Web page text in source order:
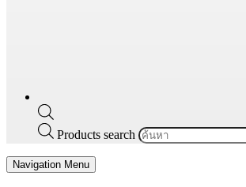
Products search
Navigation Menu